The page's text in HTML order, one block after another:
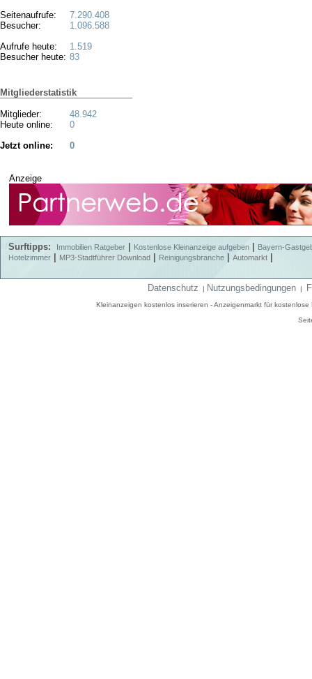
Seitenaufrufe:
Besucher:
Aufrufe heute:
Besucher heute:
7.290.408
1.096.588
1.519
83
Mitgliederstatistik
Mitglieder:
Heute online:
48.942
0
Jetzt online:
0
Anzeige
Surftipps: Immobilien Ratgeber Kostenlose Kleinanzeige aufgeben
Bayern-
Hotelzimmer
MP3-Stadtführer Download Reinigungsbranche Automarkt
Datenschutz | Nutzungsbedingungen |
Kleinanzeigen kostenlos inserieren - Anzeigenmarkt für